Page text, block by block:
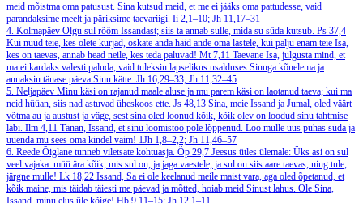
meid mõistma oma patusust. Sina kutsud meid, et me ei jääks oma pattudesse, vaid
parandaksime meelt ja päriksime taevariigi. Ii 2,1–10; Jh 11,17–31
4. Kolmapäev Olgu sul rõõm Issandast; siis ta annab sulle, mida su süda kutsub. Ps 37,4
Kui nüüd teie, kes olete kurjad, oskate anda häid ande oma lastele, kui palju enam teie Isa,
kes on taevas, annab head neile, kes teda paluvad! Mt 7,11 Taevane Isa, julgusta mind, et
ma ei kardaks valesti paluda, vaid tuleksin lapselikus usalduses Sinuga kõnelema ja
annaksin tänase päeva Sinu kätte. Jh 16,29–33; Jh 11,32–45
5. Neljapäev Minu käsi on rajanud maale aluse ja mu parem käsi on laotanud taeva; kui ma
neid hüüan, siis nad astuvad üheskoos ette. Js 48,13 Sina, meie Issand ja Jumal, oled väärt
võtma au ja austust ja väge, sest sina oled loonud kõik, kõik olev on loodud sinu tahtmise
läbi. Ilm 4,11 Tänan, Issand, et sinu loomistöö pole lõppenud. Loo mulle uus puhas süda ja
uuenda mu sees oma kindel vaim! 1Jh 1,8–2,2; Jh 11,46–57
6. Reede Õiglane tunneb viletsate kohtuasja. Õp 29,7 Jeesus ütles ülemale: Üks asi on sul
veel vajaka: müü ära kõik, mis sul on, ja jaga vaestele, ja sul on siis aare taevas, ning tule,
järgne mulle! Lk 18,22 Issand, Sa ei ole keelanud meile maist vara, aga oled õpetanud, et
kõik maine, mis täidab täiesti me päevad ja mõtted, hoiab meid Sinust lahus. Ole Sina,
Issand, minu elus üle kõige! Hb 9,11–15; Jh 12,1–11